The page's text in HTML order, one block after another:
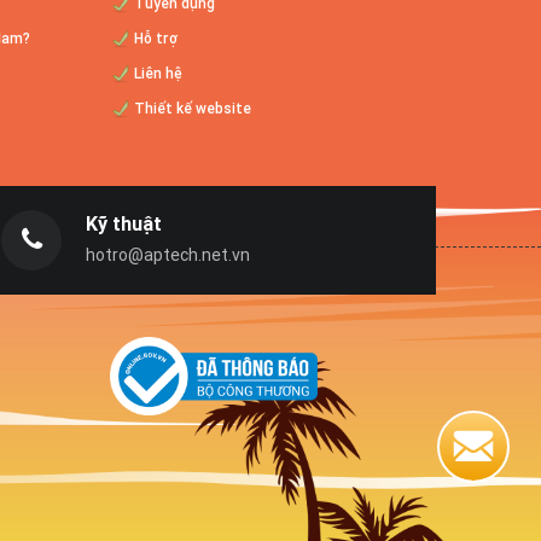
vô cùng lớn mạnh...
Nhận định của Bill Gate về kinh
doanh online
Bill Gate đã nói
"TRONG VÒNG 5-10
NĂM NỮA NẾU BẠN
KHÔNG KINH DOANH...
Thiết kế web bán hàng ô tô
Hỗ trợ
Liên hệ
Thiết kế website
Kỹ thuật
hotro@aptech.net.vn